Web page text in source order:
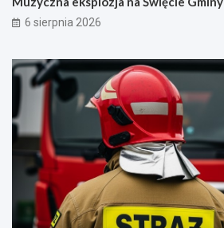
6 sierpnia 2026